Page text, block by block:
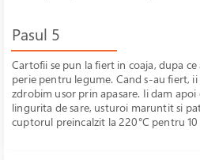
Pasul 5
Cartofii se pun la fiert in coaja, dupa
perie pentru legume. Cand s-au fiert, ii
zdrobim usor prin apasare. Ii dam
lingurita de sare, usturoi maruntit si
cuptorul preincalzit la 220°C pentru